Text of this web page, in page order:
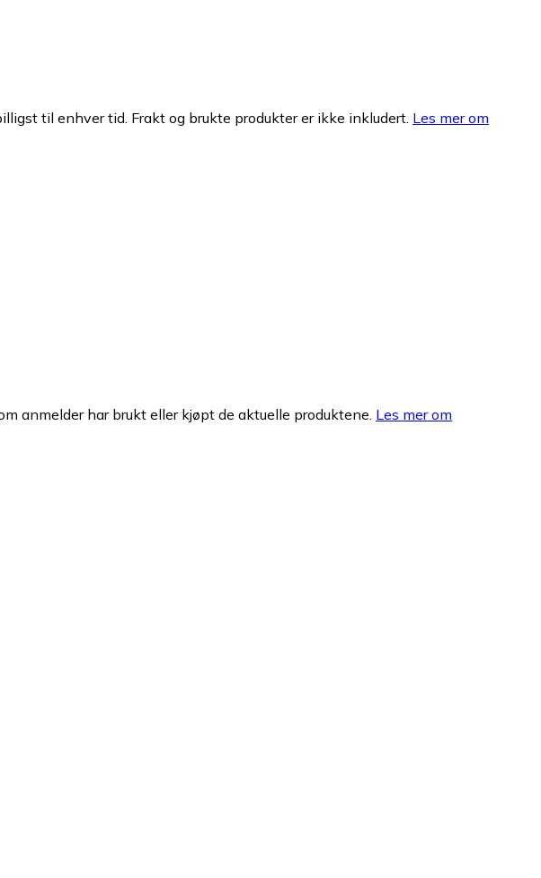
til enhver tid. Frakt og brukte produkter er ikke inkludert. Les mer om
anmelder har brukt eller kjøpt de aktuelle produktene. Les mer om